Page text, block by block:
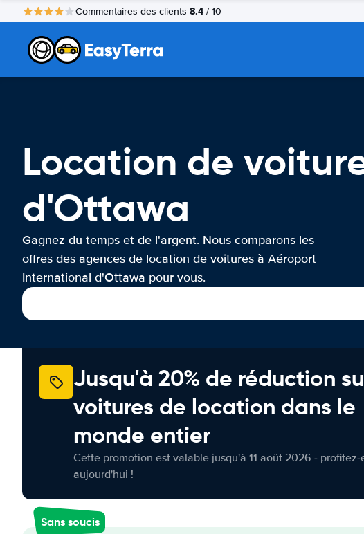
Commentaires des clients 8.4 / 10
Location de
d'Ottawa
Gagnez du temps et de l'argent. Nous comparons les
offres des agences de location de voitures à Aéroport
International d'Ottawa pour vous.
Jusqu'à 20% de réduction
voitures de location dans le
monde entier
Cette promotion est valable jusqu'à 11 août 2026 - profitez-
aujourd'hui !
Sans soucis